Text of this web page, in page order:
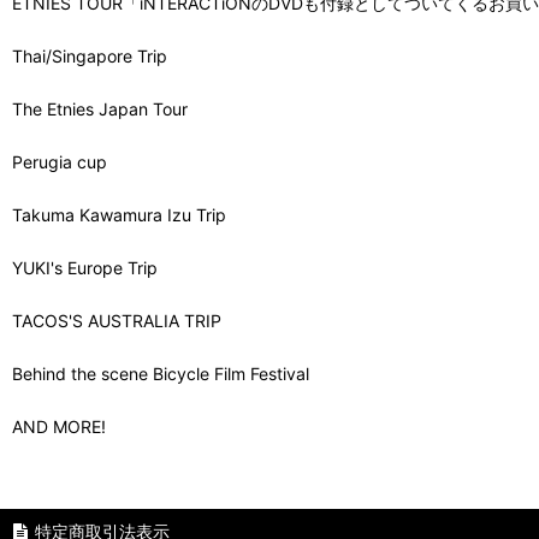
Thai/Singapore Trip
The Etnies Japan Tour
Perugia cup
Takuma Kawamura Izu Trip
YUKI's Europe Trip
TACOS'S AUSTRALIA TRIP
Behind the scene Bicycle Film Festival
AND MORE!
特定商取引法表示